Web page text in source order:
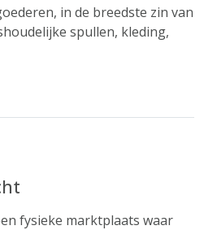
in de breedste zin van
spullen, kleding,
fysieke marktplaats waar